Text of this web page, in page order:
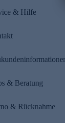
& Hilfe
& Beratung
& Rücknahme